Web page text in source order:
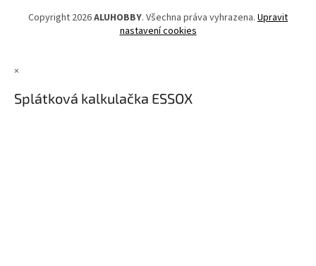
Copyright 2026ALUHOBBY. Všechna práva vyhrazena. Upravit
nastavení cookies
×
Splátková kalkulačka ESSOX